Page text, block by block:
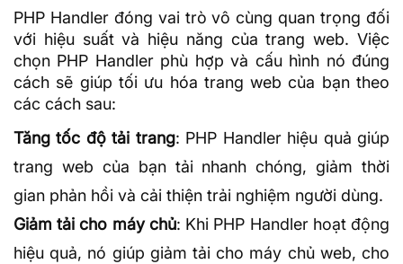
PHP Handler đóng vai trò vô cùng quan trọng đối
với hiệu suất và hiệu năng của trang web. Việc
chọn PHP Handler phù hợp và cấu hình nó đúng
cách sẽ giúp tối ưu hóa trang web của bạn theo
các cách sau:
Tăng tốc độ tải trang: PHP Handler hiệu quả giúp
trang web của bạn tải nhanh chóng, giảm thời
gian phản hồi và cải thiện trải nghiệm người dùng.
Giảm tải cho máy chủ: Khi PHP Handler hoạt động
hiệu quả, nó giúp giảm tải cho máy chủ web, cho